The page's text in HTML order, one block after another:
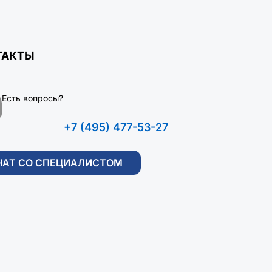
Есть вопросы?
+7 (495) 477-53-27
СО СПЕЦИАЛИСТОМ